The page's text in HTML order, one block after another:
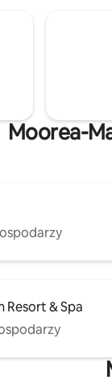
Moorea-
Resort & Spa